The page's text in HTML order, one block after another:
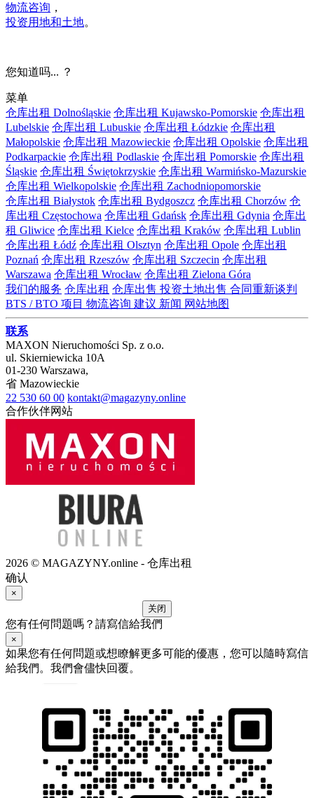
物流咨询 ，
投资用地和土地。
您知道吗... ？
菜单
仓库出租 Dolnośląskie 仓库出租 Kujawsko-Pomorskie 仓库出租
Lubelskie 仓库出租 Lubuskie 仓库出租 Łódzkie 仓库出租
Małopolskie 仓库出租 Mazowieckie 仓库出租 Opolskie 仓库出租
Podkarpackie 仓库出租 Podlaskie 仓库出租 Pomorskie 仓库出租
Śląskie 仓库出租 Świętokrzyskie 仓库出租 Warmińsko-Mazurskie
仓库出租 Wielkopolskie 仓库出租 Zachodniopomorskie
仓库出租 Białystok 仓库出租 Bydgoszcz 仓库出租 Chorzów 仓
库出租 Częstochowa 仓库出租 Gdańsk 仓库出租 Gdynia 仓库出
租 Gliwice 仓库出租 Kielce 仓库出租 Kraków 仓库出租 Lublin
仓库出租 Łódź 仓库出租 Olsztyn 仓库出租 Opole 仓库出租
Poznań 仓库出租 Rzeszów 仓库出租 Szczecin 仓库出租
Warszawa 仓库出租 Wrocław 仓库出租 Zielona Góra
我们的服务 仓库出租 仓库出售 投资土地出售 合同重新谈判
BTS / BTO 项目 物流咨询 建议 新闻 网站地图
联系
MAXON Nieruchomości Sp. z o.o.
ul. Skierniewicka 10A
01-230 Warszawa,
省 Mazowieckie
22 530 60 00 kontakt@magazyny.online
合作伙伴网站
2026 © MAGAZYNY.online - 仓库出租
确认
×
关闭
您有任何問題嗎？請寫信給我們
×
如果您有任何問題或想瞭解更多可能的優惠，您可以隨時寫信
給我們。我們會儘快回覆。